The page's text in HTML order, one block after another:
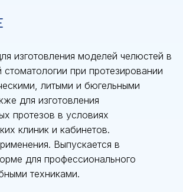
изготовления моделей челюстей в
стоматологии при протезировании
литыми и бюгельными
для изготовления
протезов в условиях
клиник и кабинетов.
Выпускается в
для профессионального
техниками.